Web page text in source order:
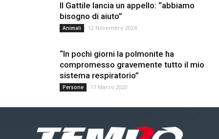
Il Gattile lancia un appello: “abbiamo
bisogno di aiuto”
Animali 12 Novembre 2024
“In pochi giorni la polmonite ha
compromesso gravemente tutto il mio
sistema respiratorio”
Persone 17 Marzo 2020